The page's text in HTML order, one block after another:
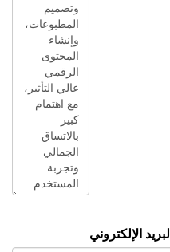
البريد الإلكتروني